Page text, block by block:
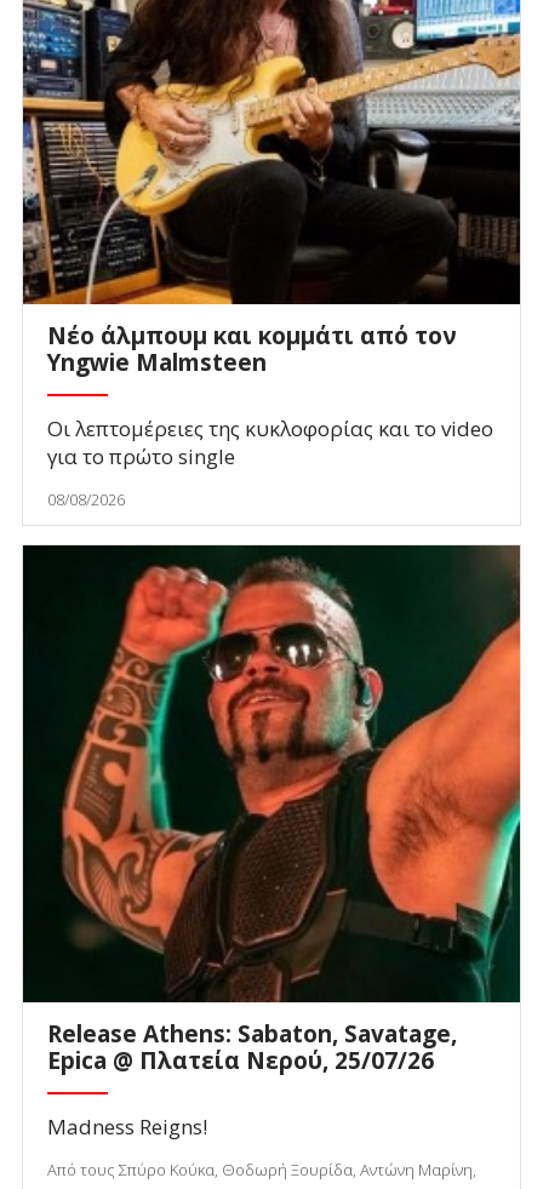
Νέο άλμπουμ και κομμάτι από τον
Yngwie Malmsteen
Οι λεπτομέρειες της κυκλοφορίας και το video
για το πρώτο single
08/08/2026
Release Athens: Sabaton, Savatage,
Epica @ Πλατεία Νερού, 25/07/26
Madness Reigns!
Από τους Σπύρο Κούκα, Θοδωρή Ξουρίδα, Αντώνη Μαρίνη,